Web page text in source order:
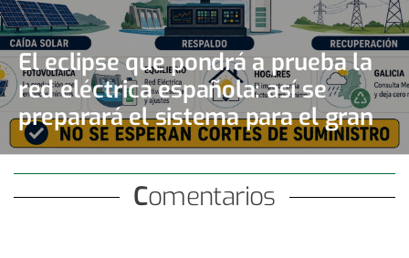
El eclipse que pondrá a prueba la
red eléctrica española: así se
preparará el sistema para el gran
apagón solar
Comentarios